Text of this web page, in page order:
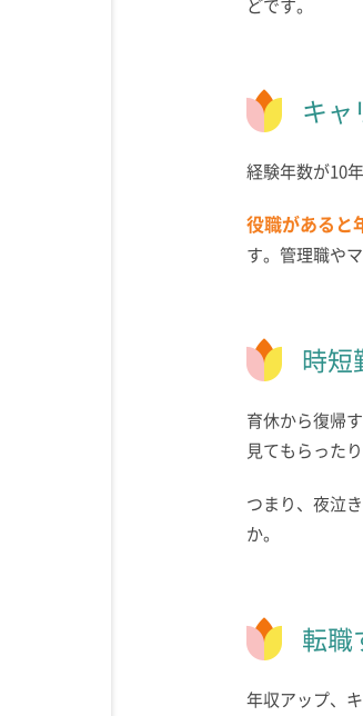
どです。
キャ
経験年数が10
役職があると
す。管理職や
時短
育休から復帰
見てもらった
つまり、夜泣
か。
転職
年収アップ、